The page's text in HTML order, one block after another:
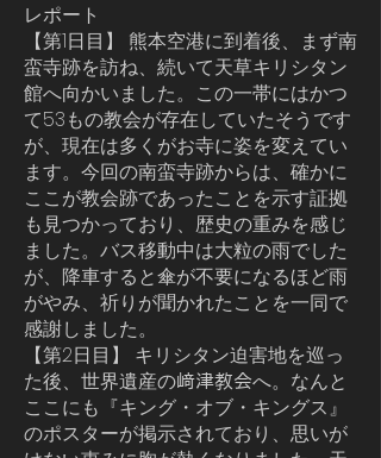
レポート
【第1日目】 熊本空港に到着後、まず南
蛮寺跡を訪ね、続いて天草キリシタン
館へ向かいました。この一帯にはかつ
て53もの教会が存在していたそうです
が、現在は多くがお寺に姿を変えてい
ます。今回の南蛮寺跡からは、確かに
ここが教会跡であったことを示す証拠
も見つかっており、歴史の重みを感じ
ました。バス移動中は大粒の雨でした
が、降車すると傘が不要になるほど雨
がやみ、祈りが聞かれたことを一同で
感謝しました。
【第2日目】 キリシタン迫害地を巡っ
た後、世界遺産の﨑津教会へ。なんと
ここにも『キング・オブ・キングス』
のポスターが掲示されており、思いが